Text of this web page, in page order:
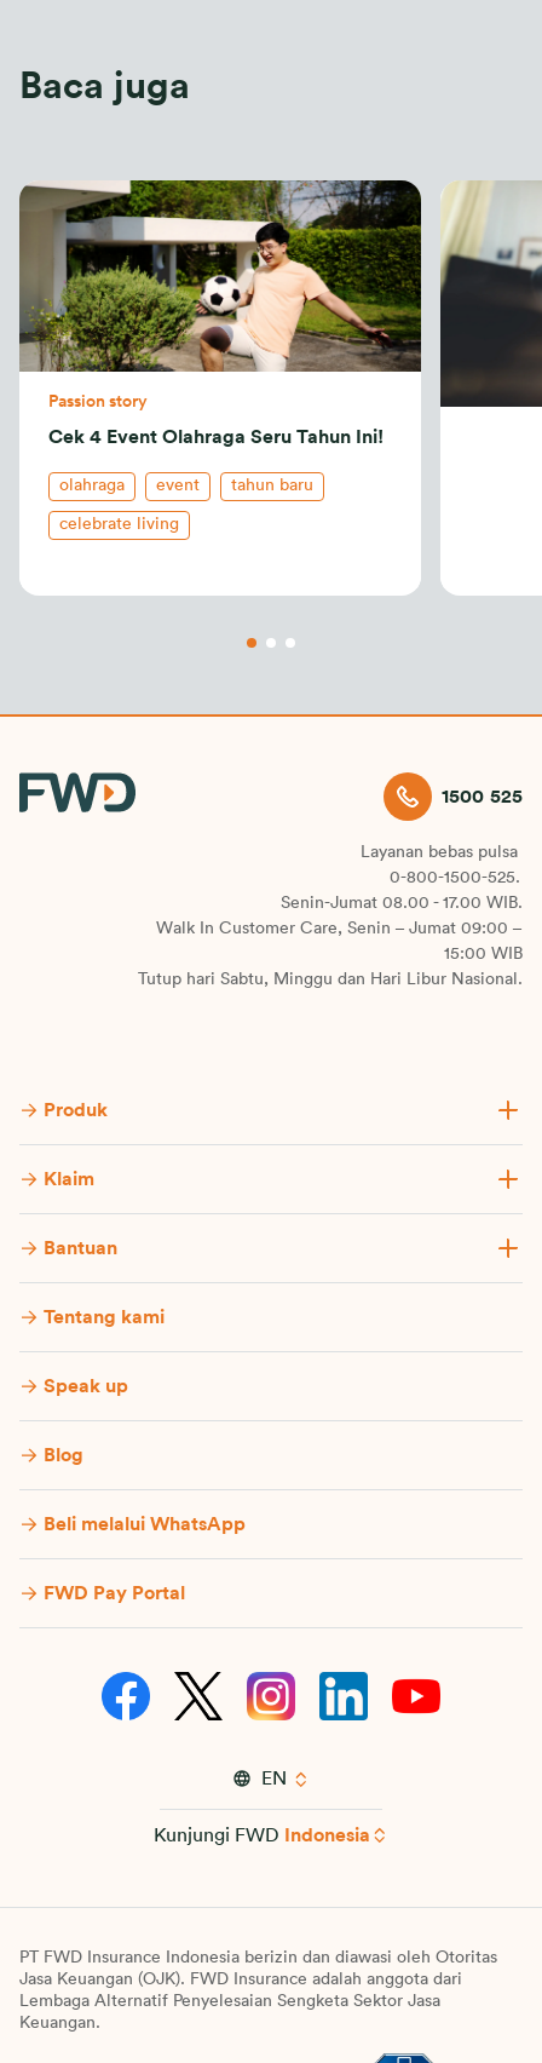
Baca juga
Passion story
Cek 4 Event Olahraga Seru Tahun Ini!
olahraga event tahun baru
celebrate living
1500 525
Layanan bebas pulsa
0-800-1500-525.
Senin-Jumat 08.00 - 17.00 WIB.
Walk In Customer Care, Senin – Jumat 09:00 –
15:00 WIB
Tutup hari Sabtu, Minggu dan Hari Libur Nasional.
Produk
Klaim
Bantuan
Tentang kami
Speak up
Blog
Beli melalui WhatsApp
FWD Pay Portal
EN
Kunjungi FWD Indonesia
PT FWD Insurance Indonesia berizin dan diawasi oleh Otoritas
Jasa Keuangan (OJK). FWD Insurance adalah anggota dari
Lembaga Alternatif Penyelesaian Sengketa Sektor Jasa
Keuangan.